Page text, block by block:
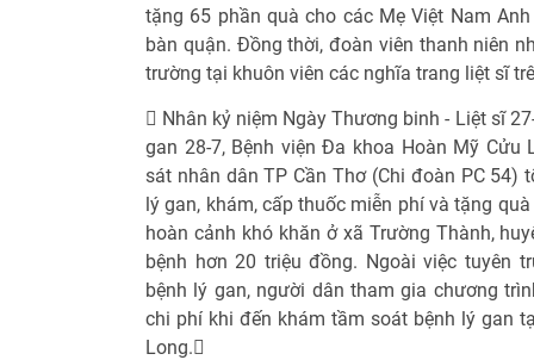
tặng 65 phần quà cho các Mẹ Việt Nam
bàn quận. Đồng thời, đoàn viên thanh niên
trường tại khuôn viên các nghĩa trang liệt sĩ
 Nhân kỷ niệm Ngày Thương binh - Liệt sĩ
gan 28-7, Bệnh viện Đa khoa Hoàn Mỹ Cửu
sát nhân dân TP Cần Thơ (Chi đoàn PC
lý gan, khám, cấp thuốc miễn phí và tặng
hoàn cảnh khó khăn ở xã Trường Thành,
bệnh hơn 20 triệu đồng. Ngoài việc tuyên
bệnh lý gan, người dân tham gia chương
chi phí khi đến khám tầm soát bệnh lý gan
Long.